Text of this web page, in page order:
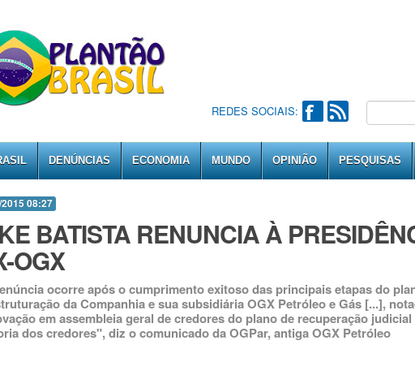
REDES SOCIAIS:
DENÚNCIAS ECONOMIA MUNDO OPINIÃO PESQUISAS
08:27
BATISTA RENUNCIA À
OGX
ocorre após o cumprimento exitoso das principais etapas do
da Companhia e sua subsidiária OGX Petróleo e Gás [...],
em assembleia geral de credores do plano de recuperação
dos credores", diz o comunicado da OGPar, antiga OGX Petróleo